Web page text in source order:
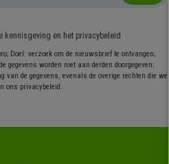
kennisgeving en het privacybeleid
Doel: verzoek om de nieuwsbrief te ontvangen;
gegevens worden niet aan derden doorgegeven;
van de gegevens, evenals de overige rechten die we
ons privacybeleid.